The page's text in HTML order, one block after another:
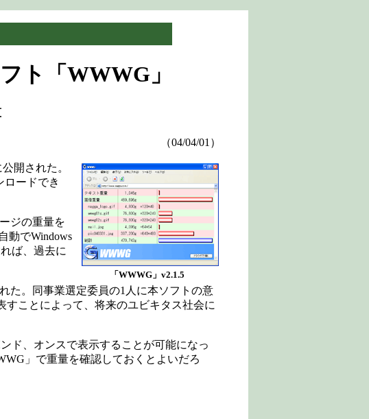
ト「WWWG」
（04/04/01）
「WWWG」v2.1.5
開された。
ロードでき
ジの重量を
動でWindows
ば、過去に
た。同事業選定委員の1人に本ソフトの意
ことによって、将来のユビキタス社会に
ド、オンスで表示することが可能になっ
」で重量を確認しておくとよいだろ